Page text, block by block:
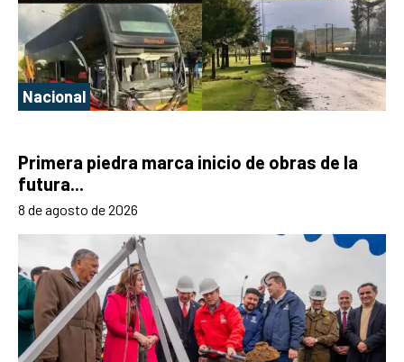
Nacional
Primera piedra marca inicio de obras de la
futura...
8 de agosto de 2026